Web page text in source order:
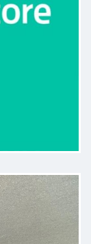
sempre
agio
eco